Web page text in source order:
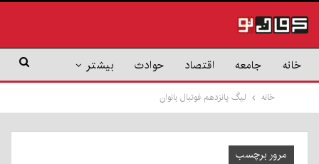
خانه جامعه اقتصاد حوادث بیشتر
خانه لیگ پانزدهم فوتبال بانوان
مرور برچسب